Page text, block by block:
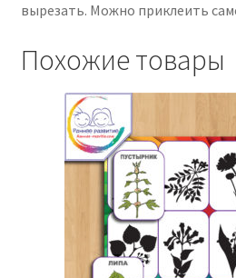
вырезать. Можно приклеить
Похожие товары